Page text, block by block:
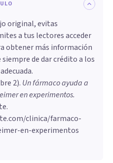
original, evitas
a tus lectores acceder
obtener más información
de dar crédito a los
2). Un fármaco ayuda a
en experimentos.
clinica/farmaco-
en-experimentos